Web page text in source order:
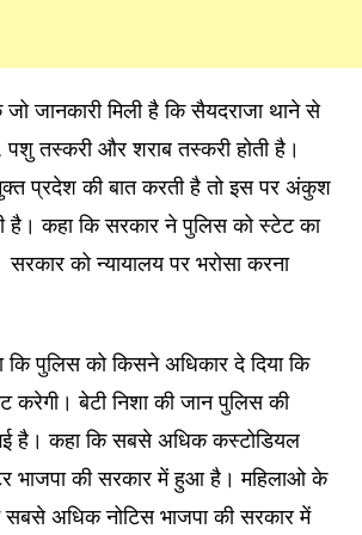
जानकारी मिली है कि सैयदराजा थाने से
पशु तस्करी और शराब तस्करी होती है।
प्रदेश की बात करती है तो इस पर अंकुश
है। कहा कि सरकार ने पुलिस को स्टेट का
सरकार को न्यायालय पर भरोसा करना
कि पुलिस को किसने अधिकार दे दिया कि
करेगी। बेटी निशा की जान पुलिस की
है। कहा कि सबसे अधिक कस्टोडियल
भाजपा की सरकार में हुआ है। महिलाओ के
अधिक नोटिस भाजपा की सरकार में